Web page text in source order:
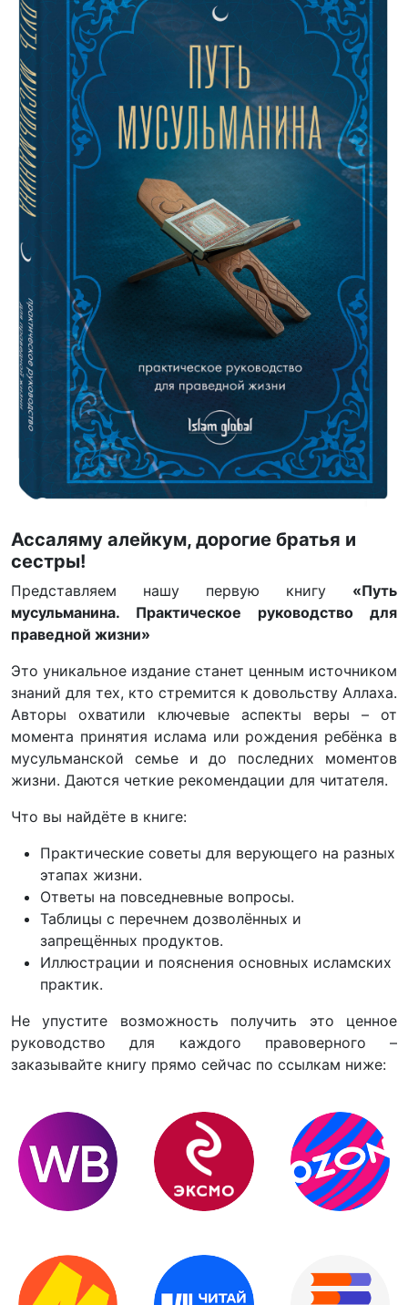
Ассаляму алейкум, дорогие братья и
сестры!
Представляем нашу первую книгу «Путь
мусульманина. Практическое руководство для
праведной жизни»
Это уникальное издание станет ценным источником
знаний для тех, кто стремится к довольству Аллаха.
Авторы охватили ключевые аспекты веры – от
момента принятия ислама или рождения ребёнка в
мусульманской семье и до последних моментов
жизни. Даются четкие рекомендации для читателя.
Что вы найдёте в книге:
Практические советы для верующего на разных
этапах жизни.
Ответы на повседневные вопросы.
Таблицы с перечнем дозволённых и
запрещённых продуктов.
Иллюстрации и пояснения основных исламских
практик.
Не упустите возможность получить это ценное
руководство для каждого правоверного –
заказывайте книгу прямо сейчас по ссылкам ниже: